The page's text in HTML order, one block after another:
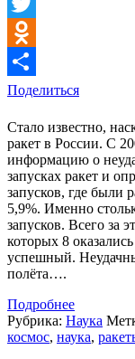
Facebook
Twitter
Odnoklassniki
Поделиться
Стало известно,
ракет в России. С
информацию о
запусках ракет и
запусков, где были
5,9%. Именно
запусков. Всего за
которых 8
успешный.
полёта….
Подробнее
Рубрика: Наука
космос, наука,